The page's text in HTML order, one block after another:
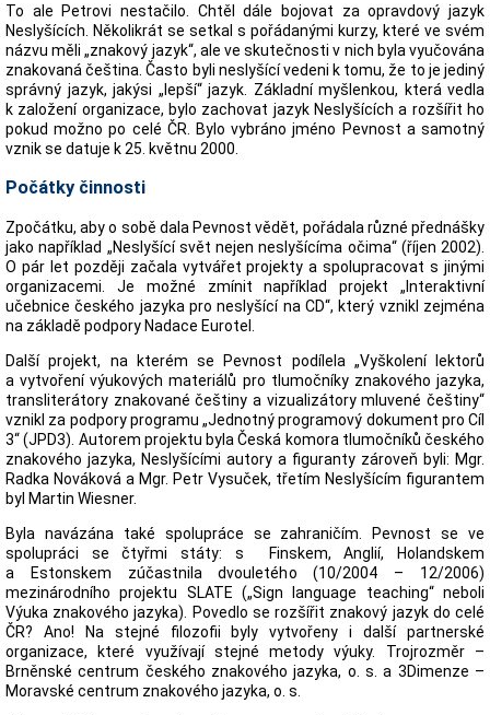
To ale Petrovi nestačilo. Chtěl dále bojovat za opravdový jazyk
Neslyšících. Několikrát se setkal s pořádanými kurzy, které ve svém
názvu měli „znakový jazyk“, ale ve skutečnosti v nich byla vyučována
znakovaná čeština. Často byli neslyšící vedeni k tomu, že to je jediný
správný jazyk, jakýsi „lepší“ jazyk. Základní myšlenkou, která vedla
k založení organizace, bylo zachovat jazyk Neslyšících a rozšířit ho
pokud možno po celé ČR. Bylo vybráno jméno Pevnost a samotný
vznik se datuje k 25. květnu 2000.
Počátky činnosti
Zpočátku, aby o sobě dala Pevnost vědět, pořádala různé přednášky
jako například „Neslyšící svět nejen neslyšícíma očima“ (říjen 2002).
O pár let později začala vytvářet projekty a spolupracovat s jinými
organizacemi. Je možné zmínit například projekt „Interaktivní
učebnice českého jazyka pro neslyšící na CD“, který vznikl zejména
na základě podpory Nadace Eurotel.
Další projekt, na kterém se Pevnost podílela „Vyškolení lektorů
a vytvoření výukových materiálů pro tlumočníky znakového jazyka,
transliterátory znakované češtiny a vizualizátory mluvené češtiny“
vznikl za podpory programu „Jednotný programový dokument pro Cíl
3“ (JPD3). Autorem projektu byla Česká komora tlumočníků českého
znakového jazyka, Neslyšícími autory a figuranty zároveň byli: Mgr.
Radka Nováková a Mgr. Petr Vysuček, třetím Neslyšícím figurantem
byl Martin Wiesner.
Byla navázána také spolupráce se zahraničím. Pevnost se ve
spolupráci se čtyřmi státy: s Finskem, Anglií, Holandskem
a Estonskem zúčastnila dvouletého (10/2004 – 12/2006)
mezinárodního projektu SLATE („Sign language teaching“ neboli
Výuka znakového jazyka). Povedlo se rozšířit znakový jazyk do celé
ČR? Ano! Na stejné filozofii byly vytvořeny i další partnerské
organizace, které využívají stejné metody výuky. Trojrozměr –
Brněnské centrum českého znakového jazyka, o. s. a 3Dimenze –
Moravské centrum znakového jazyka, o. s.